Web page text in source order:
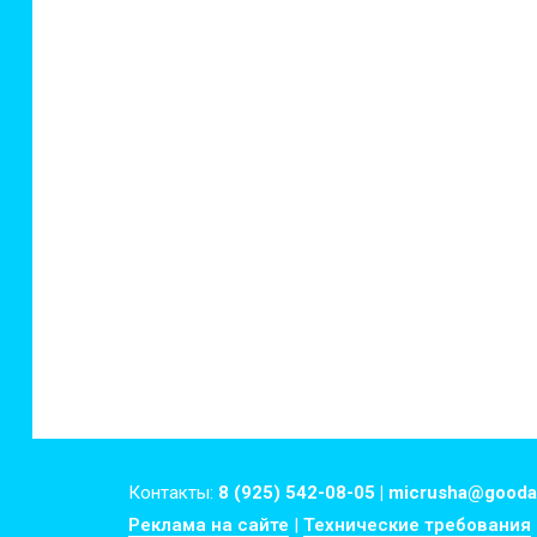
Контакты: 8 (925) 542-08-05 |
Реклама на сайте | Технические требования